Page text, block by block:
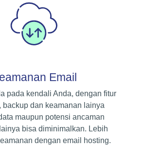
Email
pada kendali Anda, dengan fitur
backup dan keamanan lainya
maupun potensi ancaman
bisa diminimalkan. Lebih
dengan email hosting.